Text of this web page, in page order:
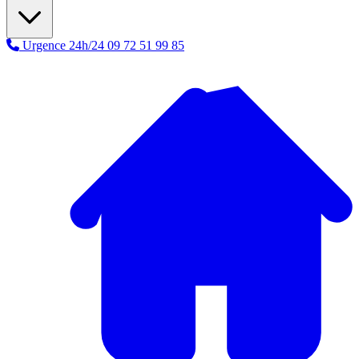
Urgence 24h/24 09 72 51 99 85